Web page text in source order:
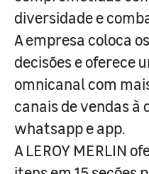
diversidade e
A empresa coloca
decisões e oferece
omnicanal com
canais de vendas à
whatsapp e app.
A LEROY MERLIN